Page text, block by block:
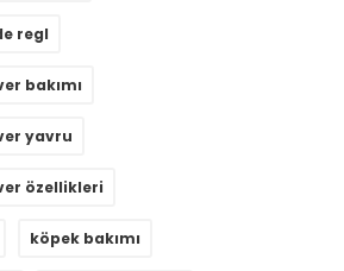
regl
bakımı
yavru
özellikleri
köpek bakımı